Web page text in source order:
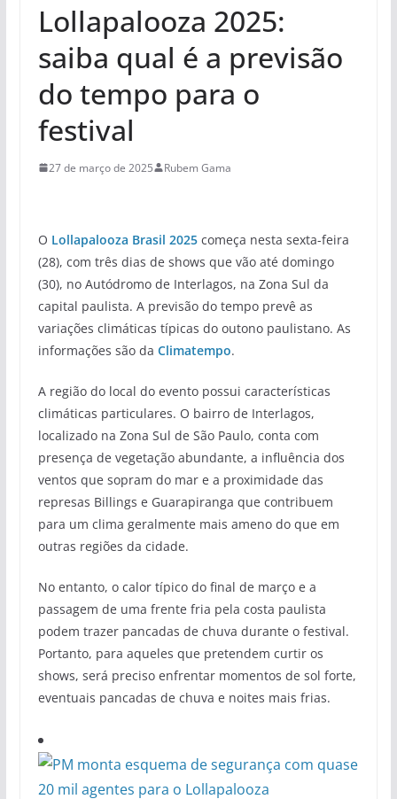
Lollapalooza 2025:
saiba qual é a previsão
do tempo para o
festival
27 de março de 2025 Rubem Gama
O Lollapalooza Brasil 2025começa nesta sexta-feira
(28), com três dias de shows que vão até domingo
(30), no Autódromo de Interlagos, na Zona Sul da
capital paulista. A previsão do tempo prevê as
variações climáticas típicas do outono paulistano. As
informações são da Climatempo.
A região do local do evento possui características
climáticas particulares. O bairro de Interlagos,
localizado na Zona Sul de São Paulo, conta com
presença de vegetação abundante, a influência dos
ventos que sopram do mar e a proximidade das
represas Billings e Guarapiranga que contribuem
para um clima geralmente mais ameno do que em
outras regiões da cidade.
No entanto, o calor típico do final de março e a
passagem de uma frente fria pela costa paulista
podem trazer pancadas de chuva durante o festival.
Portanto, para aqueles que pretendem curtir os
shows, será preciso enfrentar momentos de sol forte,
eventuais pancadas de chuva e noites mais frias.